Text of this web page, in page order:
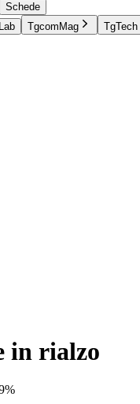
Schede
TgcomMag TgTech
in rialzo